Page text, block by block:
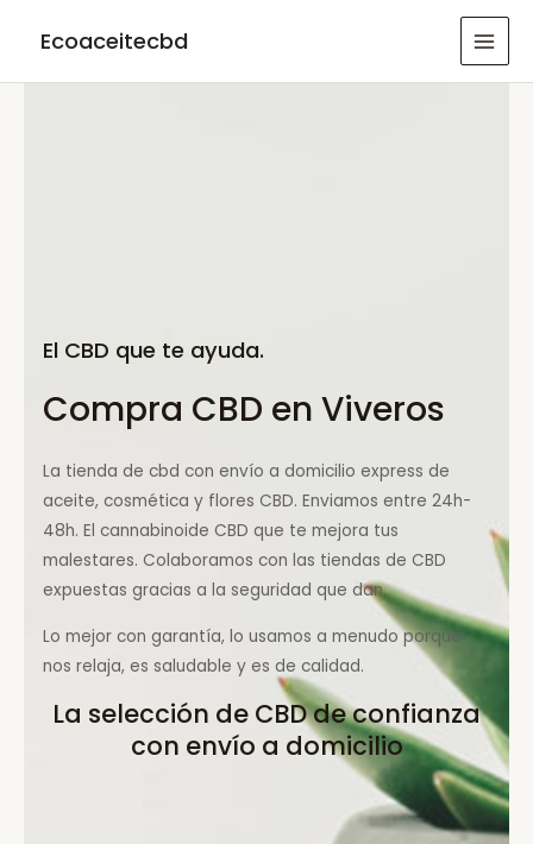
Ecoaceitecbd
El CBD que te ayuda.
Compra CBD en Viveros
La tienda de cbd con envío a domicilio express de
aceite, cosmética y flores CBD. Enviamos entre 24h-
48h. El cannabinoide CBD que te mejora tus
malestares. Colaboramos con las tiendas de CBD
expuestas gracias a la seguridad que dan.
Lo mejor con garantía, lo usamos a menudo porque
nos relaja, es saludable y es de calidad.
La selección de CBD de confianza
con envío a domicilio